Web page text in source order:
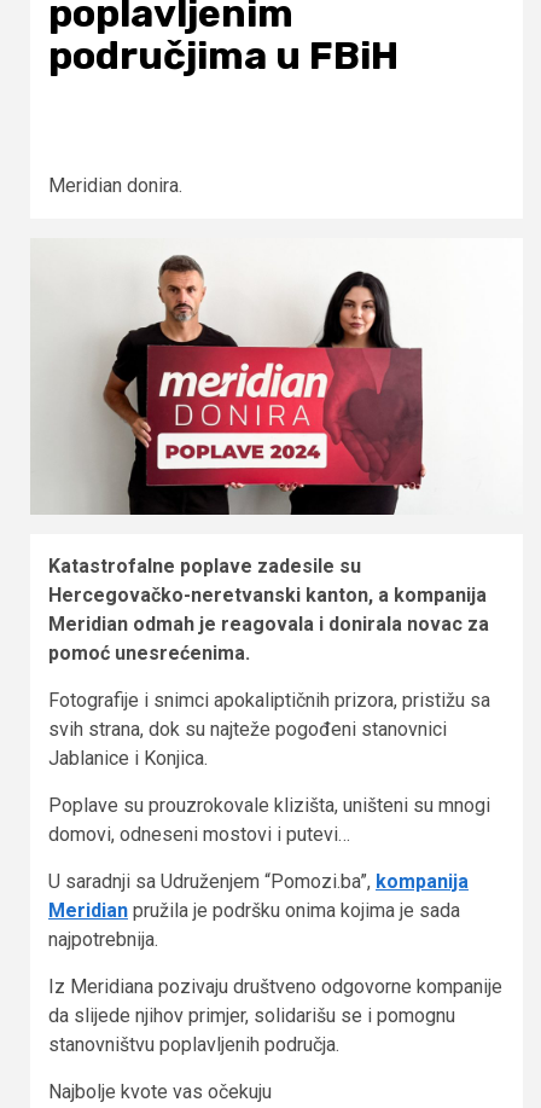
poplavljenim
područjima u FBiH
Meridian donira.
Katastrofalne poplave zadesile su
Hercegovačko-neretvanski kanton, a kompanija
Meridian odmah je reagovala i donirala novac za
pomoć unesrećenima.
Fotografije i snimci apokaliptičnih prizora, pristižu sa
svih strana, dok su najteže pogođeni stanovnici
Jablanice i Konjica.
Poplave su prouzrokovale klizišta, uništeni su mnogi
domovi, odneseni mostovi i putevi…
U saradnji sa Udruženjem “Pomozi.ba”, kompanija
Meridian pružila je podršku onima kojima je sada
najpotrebnija.
Iz Meridiana pozivaju društveno odgovorne kompanije
da slijede njihov primjer, solidarišu se i pomognu
stanovništvu poplavljenih područja.
Najbolje kvote vas očekuju